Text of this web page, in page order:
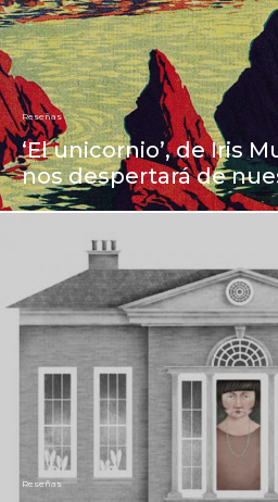
Reseñas
‘El unicornio’, de Iris
nos despertará de
Reseñas